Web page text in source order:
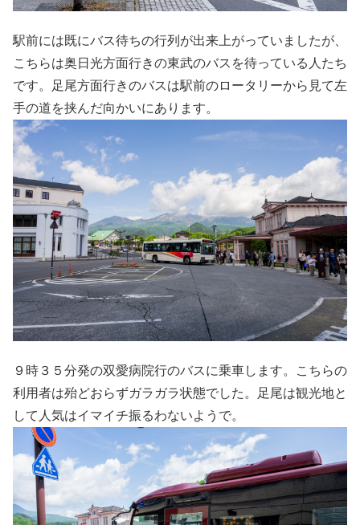
駅前には既にバス待ちの行列が出来上がっていましたが、
こちらは奥日光方面行きの東武のバスを待っている人たち
です。足尾方面行きのバスは駅前のロータリーから見て左
手の道を挟んだ向かいにあります。
９時３５分発の双愛病院行のバスに乗車します。こちらの
利用者は殆どおらずガラガラ状態でした。足尾は観光地と
して人気はイマイチ振るわないようで。